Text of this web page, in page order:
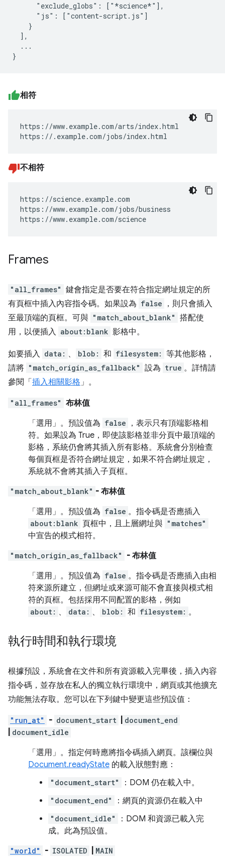
      "exclude_globs": ["*science*"],
      "js": ["content-script.js"]
    }
  ],
  ...
相符
https://www.example.com/arts/index.html
https://.example.com/jobs/index.html
不相符
https://science.example.com
https://www.example.com/jobs/business
https://www.example.com/science
Frames
"all_frames" 鍵會指定是否要在符合指定網址規定的所
有頁框中插入內容指令碼。如果設為 false
，則只會插入
至最頂端的頁框。可與 "match_about_blank" 搭配使
用，以便插入 about:blank 影格中。
如要插入 data: 、 blob: 和 filesystem: 等其他影格，
請將 "match_origin_as_fallback" 設為 true 。詳情請
參閱「 插入相關影格」。
"all_frames" 布林值
「選用」 。預設值為 false
，表示只有頂端影格相
符。如果設為 True，即使該影格並非分頁中最頂端的
影格，系統仍會將其插入所有影格。系統會分別檢查
每個頁框是否符合網址規定，如果不符合網址規定，
系統就不會將其插入子頁框。
"match_about_blank" - 布林值
「選用」 。預設值為 false 。指令碼是否應插入
about:blank 頁框中，且上層網址與 "matches"
中宣告的模式相符。
"match_origin_as_fallback"
- 布林值
「選用」 。預設值為 false 。指令碼是否應插入由相
符來源所建立，但網址或來源可能不會直接與模式相
符的頁框。包括採用不同配置的影格，例如
about: 、 data: 、 blob: 和 filesystem: 。
執行時間和執行環境
根據預設，系統會在文件和所有資源載入完畢後，插入內容
指令碼，並存放在私人的獨立執行環境中，網頁或其他擴充
功能無法存取。您可以在下列鍵中變更這些預設值：
"run_at" - document_start document_end
document_idle
「選用」 。指定何時應將指令碼插入網頁。該欄位與
Document.readyState 的載入狀態對應：
"document_start" ：DOM 仍在載入中。
"document_end" ：網頁的資源仍在載入中
"document_idle"
：DOM 和資源已載入完
成。此為預設值。
"world" - ISOLATED MAIN